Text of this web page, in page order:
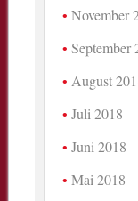
November
September
August
Juli 2018
Juni 2018
Mai 2018